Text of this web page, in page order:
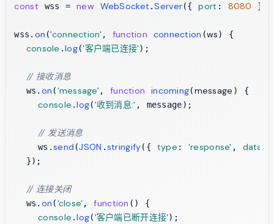
const wss = new WebSocket .Server({ port : 8080 });
wss. on ('connection' , function connection (ws) {
console .log('客户端已连接');
// 接收消息
  ws.
on ('message' , function incoming(message ) {
console .log('收到消息:' , message);
// 发送消息
    ws.
send (JSON .stringify({ type : 'response' , data
  });
// 连接关闭
  ws.
on ('close' , function ( ) {
console .log('客户端已断开连接');